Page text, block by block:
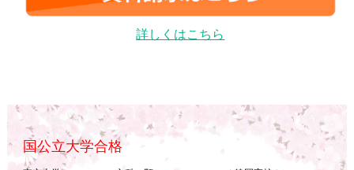
詳しくはこちら
国公立大学合格